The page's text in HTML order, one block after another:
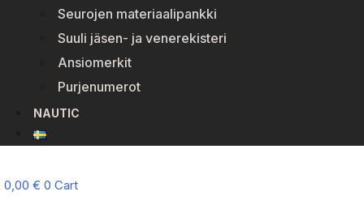
Seurojen materiaalipankki
Suuli jäsen- ja venerekisteri
Ansiomerkit
Purjenumerot
NAUTIC
0,00 € 0 Cart